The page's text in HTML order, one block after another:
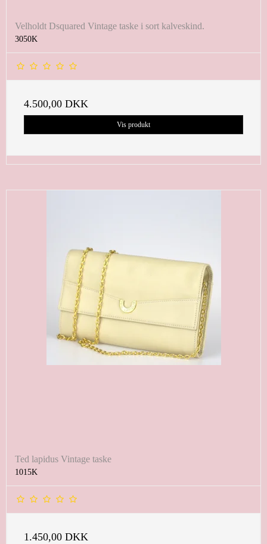
Velholdt Dsquared Vintage taske i sort kalveskind.
3050K
4.500,00 DKK
Vis produkt
Ted lapidus Vintage taske
1015K
1.450,00 DKK